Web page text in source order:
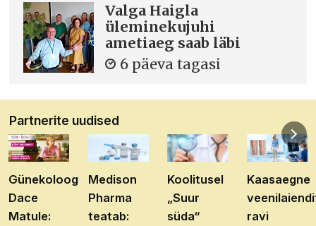
Valga Haigla
üleminekujuhi
ametiaeg saab läbi
6 päeva tagasi
Partnerite uudised
Günekoloog
Dace
Matule:
Medison
Pharma
teatab:
Koolitusel
„Suur
süda“
Kaasaegne
ravi